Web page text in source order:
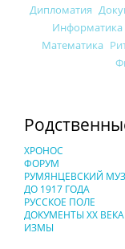
Дипломатия
Информатика
Математика
ХРОНОС
ФОРУМ
РУМЯНЦЕВСКИЙ
ДО 1917 ГОДА
РУССКОЕ ПОЛЕ
ДОКУМЕНТЫ XX ВЕКА
ИЗМЫ